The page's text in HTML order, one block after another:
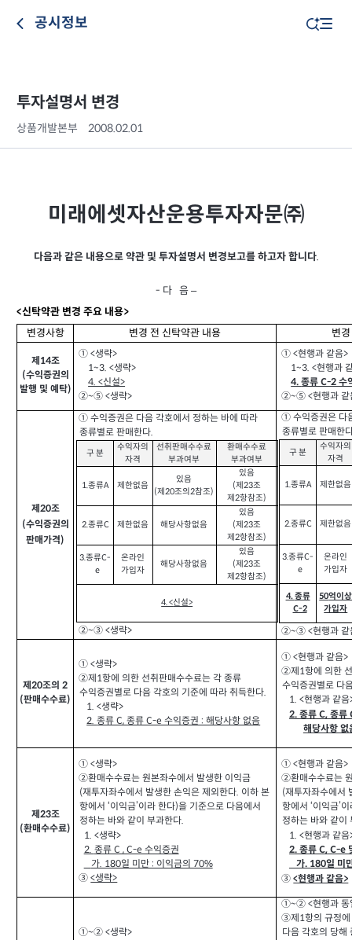
공시정보
투자설명서 변경
상품개발본부 2008.02.01
미래에셋자산운용투자자문㈜
다음과 같은 내용으로 약관 및 투자설명서 변경보고를 하고자 합니다.
- 다 음 –
<신탁약관 변경 주요 내용>
변경사항
변경 전 신탁약관 내용 변
제14조
(수익증권의
발행 및 예탁)
① <생략>
1~3. <생략>
4. <신설>
②~⑤ <생략>
① <현행과 같음>
1~3. <현행과
4.종류 C-2 수
②~⑤ <현행과 같
제20조
(수익증권의
판매가격)
① 수익증권은 다음 각호에서 정하는 바에 따라
종류별로 판매한다.
구 분
수익자의
자격
선취판매수수료
부과여부
환매수수료
부과여부
1.종류A 제한없음
있음
(제20조의2참조)
있음
(제23조
제2항참조)
2.종류C 제한없음 해당사항없음
있음
(제23조
제2항참조)
3.종류C-
e
온라인
가입자
해당사항없음
있음
(제23조
제2항참조)
4. <신설>
②~③ <생략>
① 수익증권은 다
종류별로 판매한
구 분
수익자의
자격
1.종류A 제한없음
2.종류C 제한없음
3.종류C-
e
온라인
가입자
4.종류
C-2
50억이상
가입자
②~③ <현행과 같
제20조의 2
(판매수수료)
① <생략>
②제1항에 의한 선취판매수수료는 각 종류
수익증권별로 다음 각호의 기준에 따라 취득한다.
1. <생략>
2.종류 C, 종류 C-e 수익증권 : 해당사항 없음
① <현행과 같음>
②제1항에 의한
수익증권별로 다
1. <현행과 같음
2.종류 C, 종류
해당사항 없
제23조
(환매수수료)
① <생략>
②환매수수료는 원본좌수에서 발생한 이익금
(재투자좌수에서 발생한 손익은 제외한다. 이하 본
항에서 ‘이익금’이라 한다)을 기준으로 다음에서
정하는 바와 같이 부과한다.
1. <생략>
2. 종류 C , C-e 수익증권
가. 180일 미만 : 이익금의 70%
③<생략>
① <현행과 같음>
②환매수수료는
(재투자좌수에서
항에서 ‘이익금’
정하는 바와 같이
1. <현행과 같음
2. 종류 C, C-e
가. 180일 미
③<현행과 같음>
①~② <생략>
①~② <현행과 동
③제1항의 규정에
다음 각호의 당해